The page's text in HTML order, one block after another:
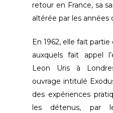
retour en France, sa
altérée par les années
En 1962, elle fait
auxquels fait appel
Leon Uris à
ouvrage intitulé
des expériences
les détenus, par